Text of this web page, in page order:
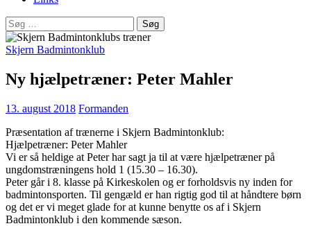
Søg
efter:
Skjern Badmintonklub
Ny hjælpetræner: Peter Mahler
13. august 2018 Formanden
Præsentation af trænerne i Skjern Badmintonklub:
Hjælpetræner: Peter Mahler
Vi er så heldige at Peter har sagt ja til at være hjælpetræner på
ungdomstræningens hold 1 (15.30 – 16.30).
Peter går i 8. klasse på Kirkeskolen og er forholdsvis ny inden for
badmintonsporten. Til gengæld er han rigtig god til at håndtere børn
og det er vi meget glade for at kunne benytte os af i Skjern
Badmintonklub i den kommende sæson.